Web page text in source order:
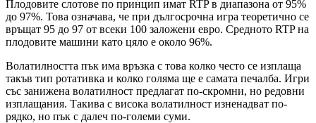
Плодовите слотове по принцип имат RTP в диапазона от 95%
до 97%. Това означава, че при дългосрочна игра теоретично се
връщат 95 до 97 от всеки 100 заложени евро. Средното RTP на
плодовите машини като цяло е около 96%.
Волатилността пък има връзка с това колко често се изплаща
такъв тип ротативка и колко голяма ще е самата печалба. Игри
със занижена волатилност предлагат по-скромни, но редовни
изплащания. Такива с висока волатилност изненадват по-
рядко, но пък с далеч по-големи суми.